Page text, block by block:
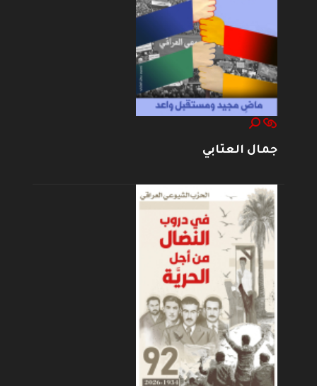
جمال العتابي